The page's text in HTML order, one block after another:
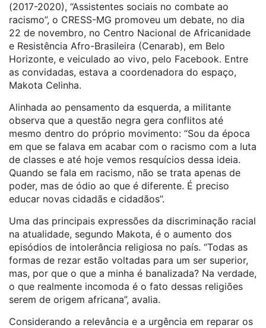
(2017-2020), “Assistentes sociais no combate ao
racismo”, o CRESS-MG promoveu um debate, no dia
22 de novembro, no Centro Nacional de Africanidade
e Resistência Afro-Brasileira (Cenarab), em Belo
Horizonte, e veiculado ao vivo, pelo Facebook. Entre
as convidadas, estava a coordenadora do espaço,
Makota Celinha.
Alinhada ao pensamento da esquerda, a militante
observa que a questão negra gera conflitos até
mesmo dentro do próprio movimento: “Sou da época
em que se falava em acabar com o racismo com a luta
de classes e até hoje vemos resquícios dessa ideia.
Quando se fala em racismo, não se trata apenas de
poder, mas de ódio ao que é diferente. É preciso
educar novas cidadãs e cidadãos”.
Uma das principais expressões da discriminação racial
na atualidade, segundo Makota, é o aumento dos
episódios de intolerância religiosa no país. “Todas as
formas de rezar estão voltadas para um ser superior,
mas, por que o que a minha é banalizada? Na verdade,
o que realmente incomoda é o fato dessas religiões
serem de origem africana”, avalia.
Considerando a relevância e a urgência em reparar os